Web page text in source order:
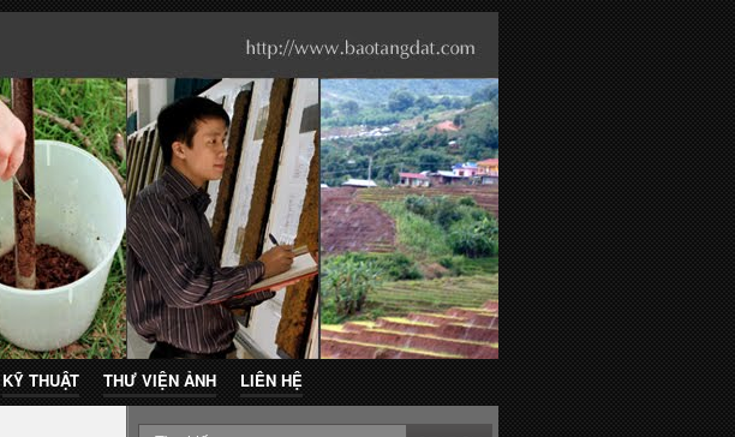
KỸ THUẬT THƯ VIỆN ẢNH LIÊN HỆ